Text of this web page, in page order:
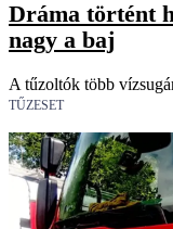
Dráma történt
nagy a baj
A tűzoltók több
TŰZESET